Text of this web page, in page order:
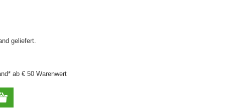
geliefert.
ab € 50 Warenwert